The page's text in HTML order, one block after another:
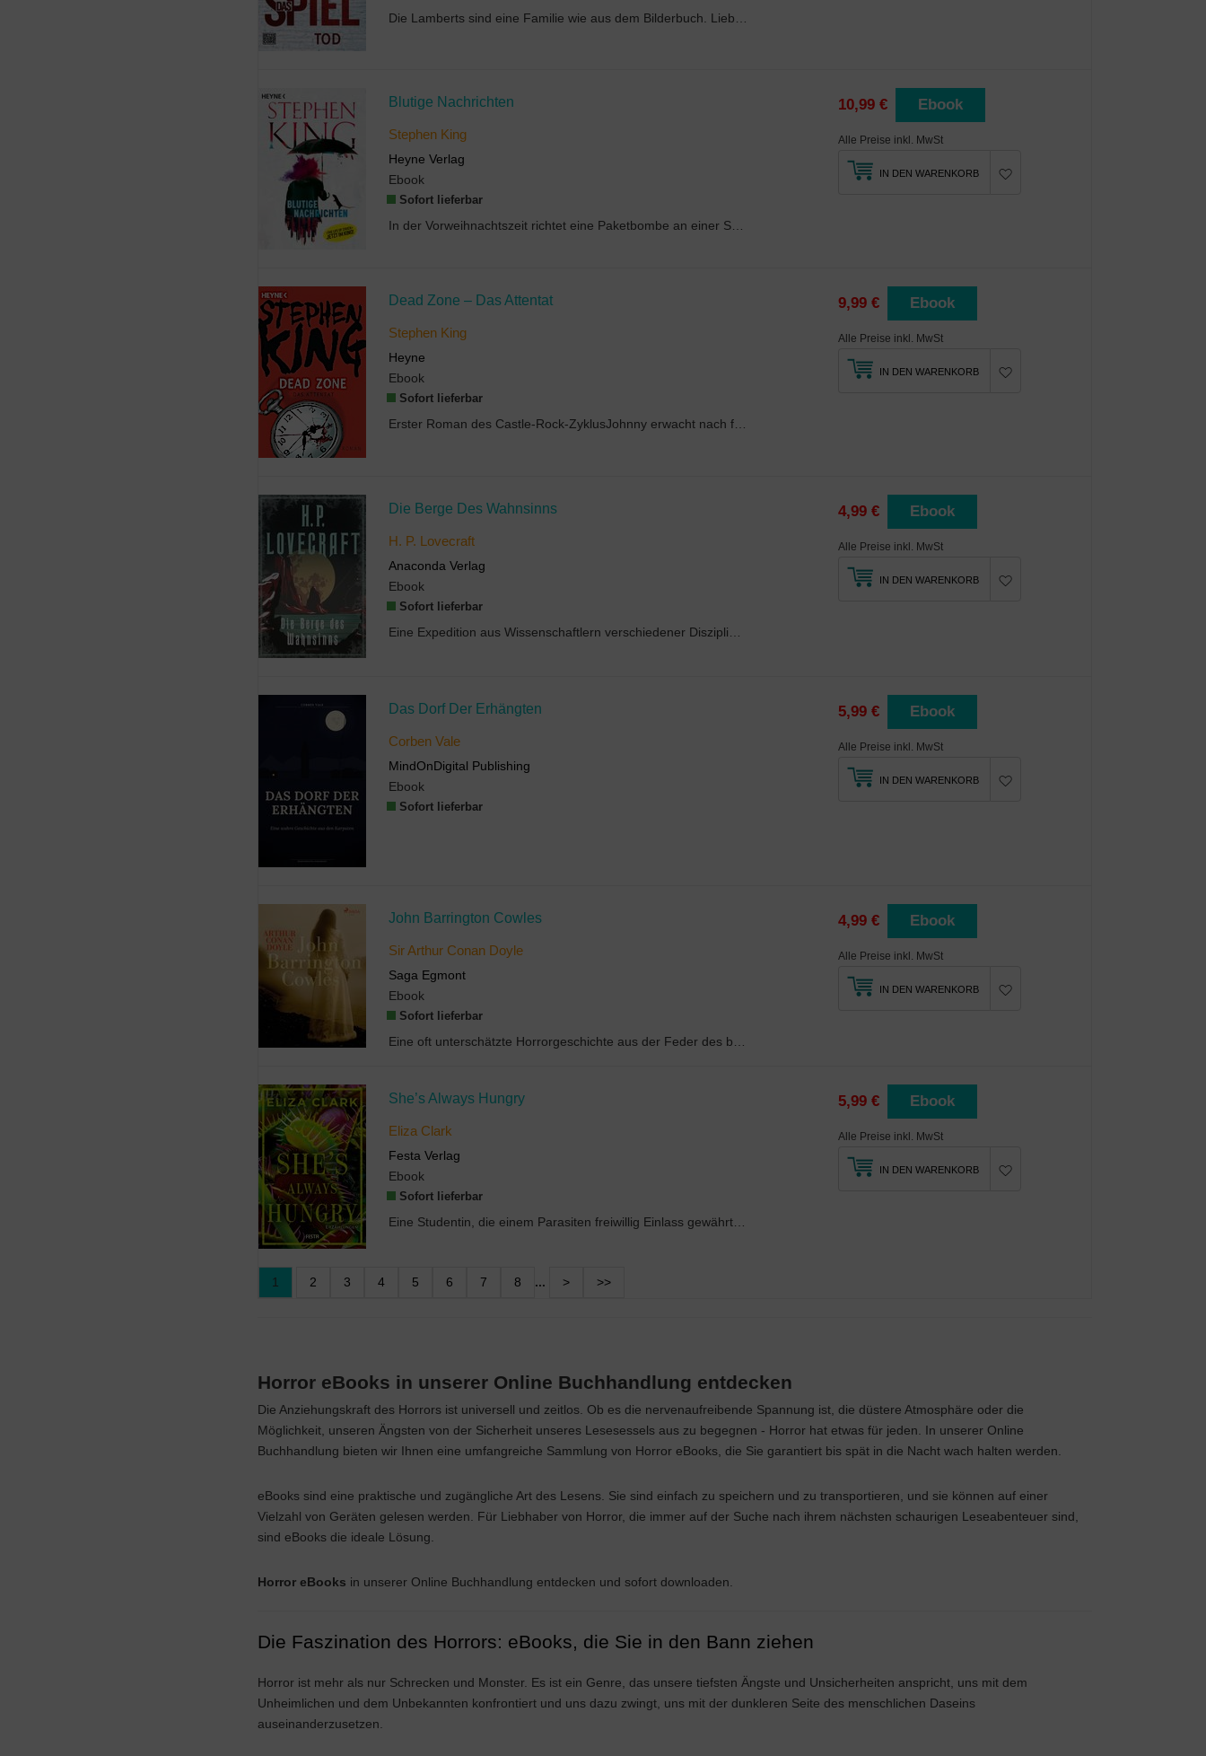
Blutige Nachrichten
Stephen King
Heyne Verlag
Ebook
Sofort lieferbar
10,99 € Ebook
Alle Preise inkl. MwSt
IN DEN WARENKORB
Dead Zone – Das Attentat
Stephen King
Heyne
Ebook
Sofort lieferbar
9,99 € Ebook
Alle Preise inkl. MwSt
IN DEN WARENKORB
Die Berge Des Wahnsinns
H. P. Lovecraft
Anaconda Verlag
Ebook
Sofort lieferbar
4,99 € Ebook
Alle Preise inkl. MwSt
IN DEN WARENKORB
Das Dorf Der Erhängten
Corben Vale
MindOnDigital Publishing
Ebook
Sofort lieferbar
5,99 € Ebook
Alle Preise inkl. MwSt
IN DEN WARENKORB
John Barrington Cowles
Sir Arthur Conan Doyle
Saga Egmont
Ebook
Sofort lieferbar
4,99 € Ebook
Alle Preise inkl. MwSt
IN DEN WARENKORB
She’s Always Hungry
Eliza Clark
Festa Verlag
Ebook
Sofort lieferbar
5,99 € Ebook
Alle Preise inkl. MwSt
IN DEN WARENKORB
1 2 3 4 5 6 7 8 ... > >>
Horror eBooks in unserer Online Buchhandlung entdecken
Die Anziehungskraft des Horrors ist universell und zeitlos. Ob es die nervenaufreibende Spannung ist, die düstere Atmosphäre oder die
Möglichkeit, unseren Ängsten von der Sicherheit unseres Lesesessels aus zu begegnen - Horror hat etwas für jeden. In unserer Online
Buchhandlung bieten wir Ihnen eine umfangreiche Sammlung von Horror eBooks, die Sie garantiert bis spät in die Nacht wach halten werden.
eBooks sind eine praktische und zugängliche Art des Lesens. Sie sind einfach zu speichern und zu transportieren, und sie können auf einer
Vielzahl von Geräten gelesen werden. Für Liebhaber von Horror, die immer auf der Suche nach ihrem nächsten schaurigen Leseabenteuer sind,
sind eBooks die ideale Lösung.
Horror eBooks in unserer Online Buchhandlung entdecken und sofort downloaden.
Die Faszination des Horrors: eBooks, die Sie in den Bann ziehen
Horror ist mehr als nur Schrecken und Monster. Es ist ein Genre, das unsere tiefsten Ängste und Unsicherheiten anspricht, uns mit dem
Unheimlichen und dem Unbekannten konfrontiert und uns dazu zwingt, uns mit der dunkleren Seite des menschlichen Daseins
auseinanderzusetzen.